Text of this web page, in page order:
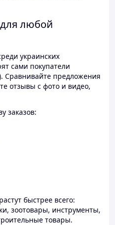
любой
украинских
сами покупатели
Сравнивайте предложения
отзывы с фото и видео,
заказов:
быстрее всего:
зоотовары, инструменты,
товары.